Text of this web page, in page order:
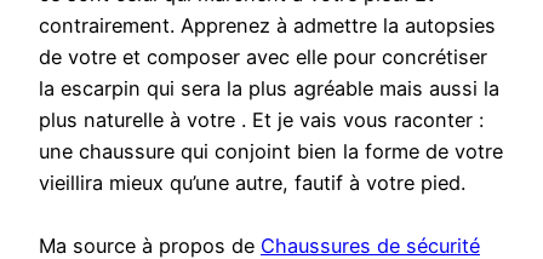
contrairement. Apprenez à admettre la autopsies
de votre et composer avec elle pour concrétiser
la escarpin qui sera la plus agréable mais aussi la
plus naturelle à votre . Et je vais vous raconter :
une chaussure qui conjoint bien la forme de votre
vieillira mieux qu’une autre, fautif à votre pied.
Ma source à propos de Chaussures de sécurité